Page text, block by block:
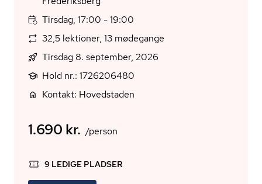
Tirsdag, 17:00 - 19:00
32,5 lektioner, 13 mødegange
Tirsdag 8. september, 2026
Hold nr.: 1726206480
Kontakt: Hovedstaden
1.690 kr. /person
9 LEDIGE PLADSER